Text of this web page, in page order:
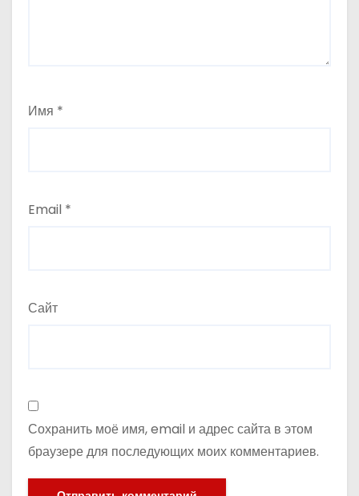
Имя *
Email *
Сайт
Сохранить моё имя, email и адрес сайта в этом
браузере для последующих моих комментариев.